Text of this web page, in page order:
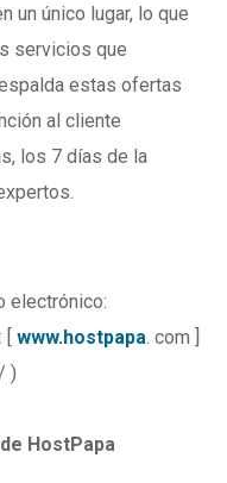
un único lugar, lo que
servicios que
estas ofertas
al cliente
los 7 días de la
electrónico:
[ www.hostpapa. com ]
)
HostPapa